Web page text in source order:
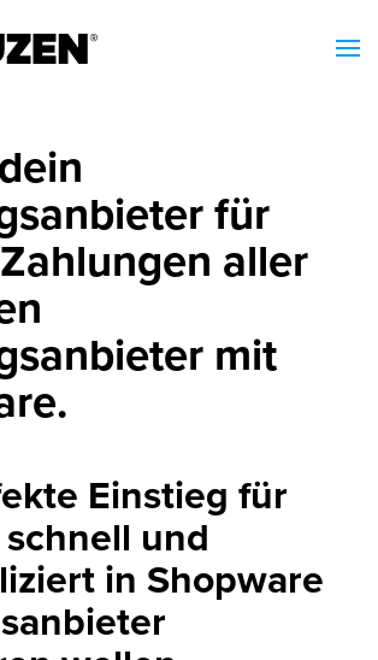
für
aller
mit
Einstieg für
und
in Shopware